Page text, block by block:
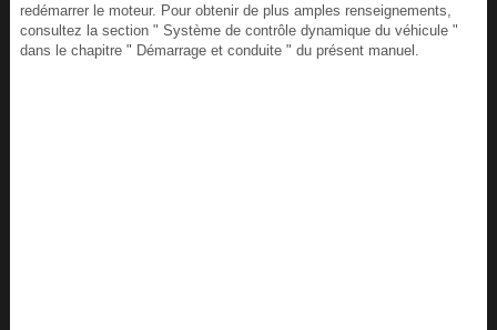
redémarrer le moteur. Pour obtenir de plus amples renseignements,
consultez la section " Système de contrôle dynamique du véhicule "
dans le chapitre " Démarrage et conduite " du présent manuel.